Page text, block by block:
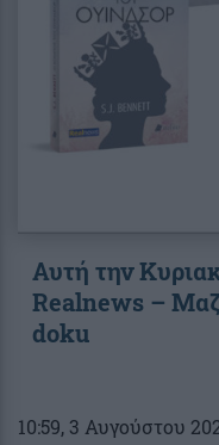
Αυτή την
Realnews –
doku
10:59, 3 Αυγούστου